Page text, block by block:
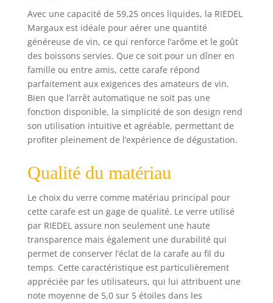
Avec une capacité de 59,25 onces liquides, la RIEDEL
Margaux est idéale pour aérer une quantité
généreuse de vin, ce qui renforce l’arôme et le goût
des boissons servies. Que ce soit pour un dîner en
famille ou entre amis, cette carafe répond
parfaitement aux exigences des amateurs de vin.
Bien que l’arrêt automatique ne soit pas une
fonction disponible, la simplicité de son design rend
son utilisation intuitive et agréable, permettant de
profiter pleinement de l’expérience de dégustation.
Qualité du matériau
Le choix du verre comme matériau principal pour
cette carafe est un gage de qualité. Le verre utilisé
par RIEDEL assure non seulement une haute
transparence mais également une durabilité qui
permet de conserver l’éclat de la carafe au fil du
temps. Cette caractéristique est particulièrement
appréciée par les utilisateurs, qui lui attribuent une
note moyenne de 5,0 sur 5 étoiles dans les